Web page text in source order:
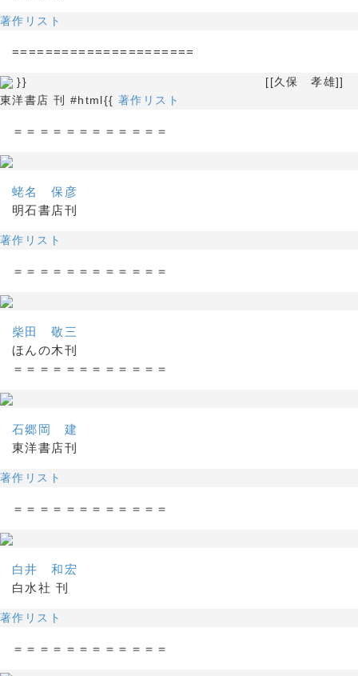
著作リスト
======================
}} [[久保 孝雄]]
東洋書店 刊 #html{{ 著作リスト
＝＝＝＝＝＝＝＝＝＝＝＝
蛯名 保彦
明石書店刊
著作リスト
＝＝＝＝＝＝＝＝＝＝＝＝
柴田 敬三
ほんの木刊
＝＝＝＝＝＝＝＝＝＝＝＝
石郷岡 建
東洋書店刊
著作リスト
＝＝＝＝＝＝＝＝＝＝＝＝
白井 和宏
白水社 刊
著作リスト
＝＝＝＝＝＝＝＝＝＝＝＝